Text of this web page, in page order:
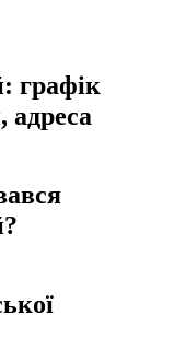
графік
адреса